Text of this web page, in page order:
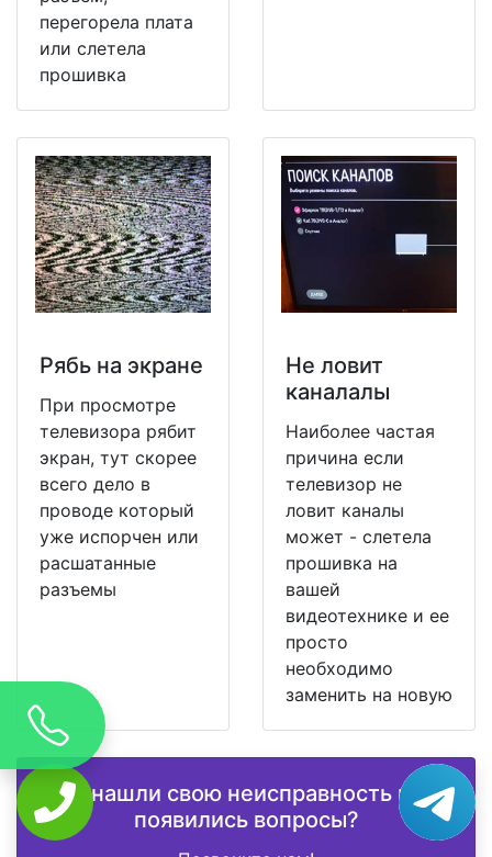
перегорела плата
или слетела
прошивка
Рябь на экране
При просмотре
телевизора рябит
экран, тут скорее
всего дело в
проводе который
уже испорчен или
расшатанные
разъемы
Не ловит
каналалы
Наиболее частая
причина если
телевизор не
ловит каналы
может - слетела
прошивка на
вашей
видеотехнике и ее
просто
необходимо
заменить на новую
Не нашли свою неисправность или
появились вопросы?